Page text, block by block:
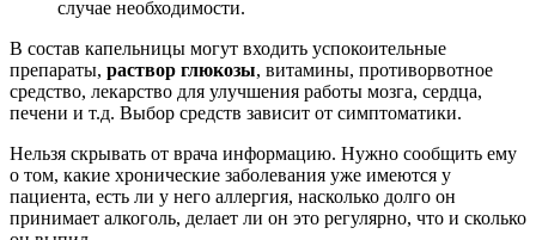
случае необходимости.
В состав капельницы могут входить успокоительные
препараты, раствор глюкозы, витамины, противорвотное
средство, лекарство для улучшения работы мозга, сердца,
печени и т.д. Выбор средств зависит от симптоматики.
Нельзя скрывать от врача информацию. Нужно сообщить ему
о том, какие хронические заболевания уже имеются у
пациента, есть ли у него аллергия, насколько долго он
принимает алкоголь, делает ли он это регулярно, что и сколько